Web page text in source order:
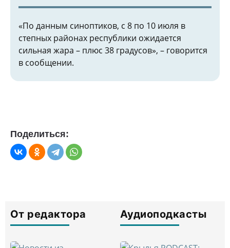
«По данным синоптиков, с 8 по 10 июля в
степных районах республики ожидается
сильная жара – плюс 38 градусов», – говорится
в сообщении.
Поделиться:
От редактора Аудиоподкасты